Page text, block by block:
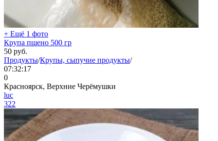
+ Ещё 1 фото
Крупа пшено 500 гр
50 руб.
Продукты/Крупы, сыпучие продукты/
07:32:17
0
Красноярск, Верхние Черёмушки
luc
322